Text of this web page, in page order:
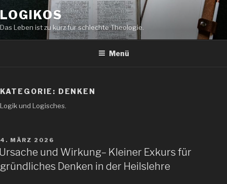
Inhalt
springen
LOGIKOS
Das Leben ist zu kurz für schlechte Theologie.
Menü
KATEGORIE: DENKEN
Logik und Logisches.
VERÖFFENTLICHT
AM
4. MÄRZ 2026
und Wirkung– Kleiner Exkurs für
gründliches Denken in der Heilslehre